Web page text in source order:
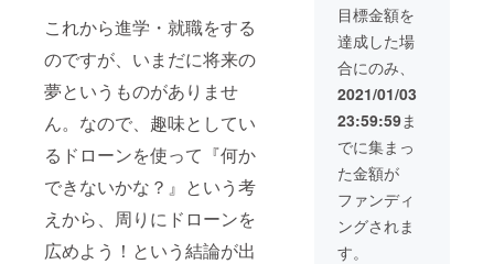
これから進学・就職をする
のですが、いまだに将来の
夢というものがありませ
ん。なので、趣味としてい
るドローンを使って『何か
できないかな？』という考
えから、周りにドローンを
広めよう！という結論が出
目標金額を
達成した場
合にのみ、
2021/01/03
23:59:59ま
でに集まっ
た金額が
ファンディ
ングされま
す。